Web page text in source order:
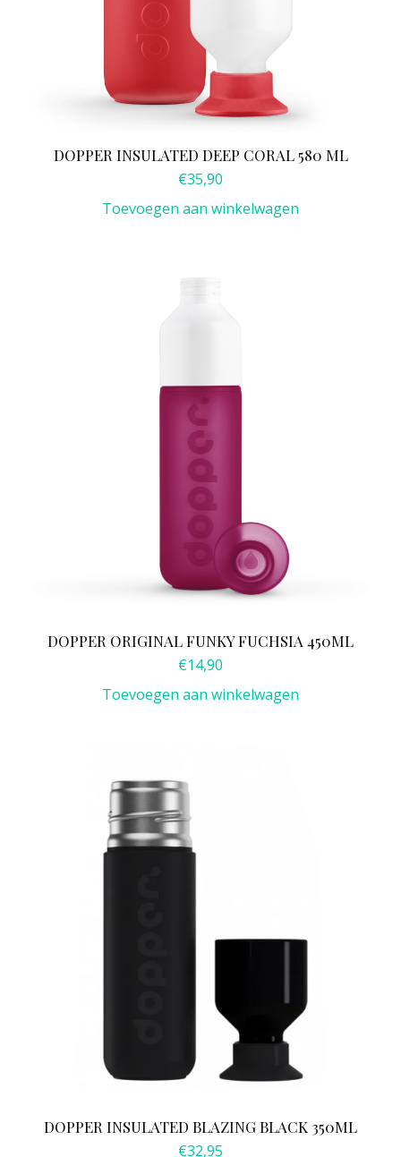
DOPPER INSULATED DEEP CORAL 580 ML
€35,90
Toevoegen aan winkelwagen
DOPPER ORIGINAL FUNKY FUCHSIA 450ML
€14,90
Toevoegen aan winkelwagen
DOPPER INSULATED BLAZING BLACK 350ML
€32,95